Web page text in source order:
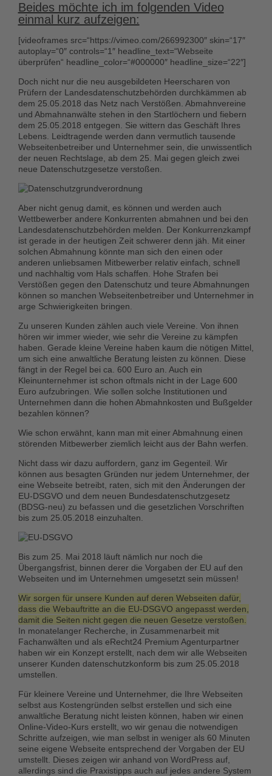
Beides möchte ich im folgenden Video
einmal kurz aufzeigen:
[videoframes src=“https://vimeo.com/266992300″ skin=“17″
autoplay=“0″ controls=“1″ headline_text=“Webseite
überprüfen“ headline_color=“#000000″ headline_size=“22″]
Doch nicht nur die neu ausgebildeten Heerscharen von
Prüfern der Landesdatenschutzbehörden durchkämmen ab
dem 25.05.2018 das Netz nach Verstößen. Abmahnvereine
und Abmahnanwälte stehen in den Startlöchern und fiebern
dem 25.05.2018 entgegen. Sie wittern das Geschäft Ihres
Lebens. Leidtragende werden dann vermutlich tausende
Webseitenbetreiber und Unternehmer sein, die unwissentlich
der neuen Rechtslage, ab dem 25. Mai gegen gleich zwei
neue Datenschutzgesetze verstoßen.
Aber nicht genug damit, es können und werden auch
Wettbewerber andere Konkurrenten abmahnen und bei den
Landesdatenschutzbehörden melden. Der Konkurrenzkampf
ist gerade in der heutigen Zeit schwerer denn jäh. Mit einer
solchen Abmahnung könnte man sich den einen oder
anderen unliebsamen Mitbewerber relativ einfach, schnell
und nachhaltig vom Hals schaffen. Hohe Strafen bei
Verstößen gegen den Datenschutz und teure Abmahnungen
können so manchen Webseitenbetreiber und Unternehmer in
arge Schwierigkeiten bringen.
Zu unseren Kunden zählen auch viele Vereine. Von ihnen
hören wir immer wieder, wie sehr die Vereine zu kämpfen
haben. Gerade kleine Vereine haben kaum die nötigen Mittel,
um sich eine anwaltliche Beratung leisten zu können. Diese
fängt in der Regel bei ca. 600 Euro an. Auch ein
Kleinunternehmer ist schon oftmals nicht in der Lage 600
Euro aufzubringen. Wie sollen solche Institutionen und
Unternehmen dann die hohen Abmahnkosten und Bußgelder
bezahlen können?
Wie schon erwähnt, kann man mit einer Abmahnung einen
störenden Mitbewerber ziemlich leicht aus der Bahn werfen.
Nicht dass wir dazu auffordern, ganz im Gegenteil. Wir
können aus besagten Gründen nur jedem Unternehmer, der
eine Webseite betreibt, raten, sich mit den Änderungen der
EU-DSGVO und dem neuen Bundesdatenschutzgesetz
(BDSG-neu) zu befassen und die gesetzlichen Vorschriften
bis zum 25.05.2018 einzuhalten.
Bis zum 25. Mai 2018 läuft nämlich nur noch die
Übergangsfrist, binnen derer die Vorgaben der EU auf den
Webseiten und im Unternehmen umgesetzt sein müssen!
Wir sorgen für unsere Kunden auf deren Webseiten dafür,
dass die Webauftritte an die EU-DSGVO angepasst werden,
damit die Seiten nicht gegen die neuen Gesetze verstoßen.
In monatelanger Recherche, in Zusammenarbeit mit
Fachanwälten und als eRecht24 Premium Agenturpartner
haben wir ein Konzept erstellt, nach dem wir alle Webseiten
unserer Kunden datenschutzkonform bis zum 25.05.2018
umstellen.
Für kleinere Vereine und Unternehmer, die Ihre Webseiten
selbst aus Kostengründen selbst erstellen und sich eine
anwaltliche Beratung nicht leisten können, haben wir einen
Online-Video-Kurs erstellt, wo wir genau die notwendigen
Schritte aufzeigen, wie man selbst in weniger als 60 Minuten
seine eigene Webseite entsprechend der Vorgaben der EU
umstellt. Dieses zeigen wir anhand von WordPress auf,
allerdings sind die Praxistipps auch auf jedes andere System